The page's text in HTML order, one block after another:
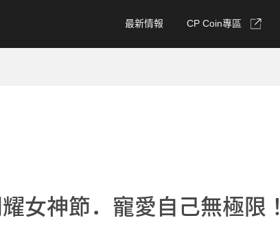
最新情報 CP Coin專區
耀女神節．寵愛自己無極限！